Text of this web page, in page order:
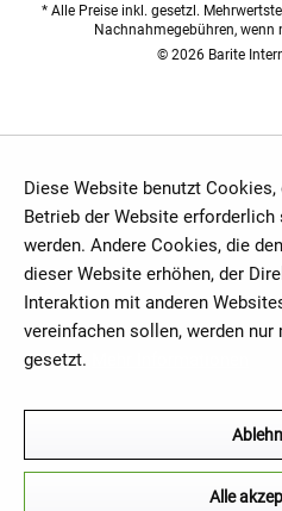
* Alle Preise inkl. gesetzl.
Nachnahmegebühren, wenn
© 2026 Barite
Diese Website benutzt
Betrieb der Website
werden. Andere Cookies, die
dieser Website erhöhen, der
Interaktion mit anderen
vereinfachen sollen, werden
gesetzt.
Alle